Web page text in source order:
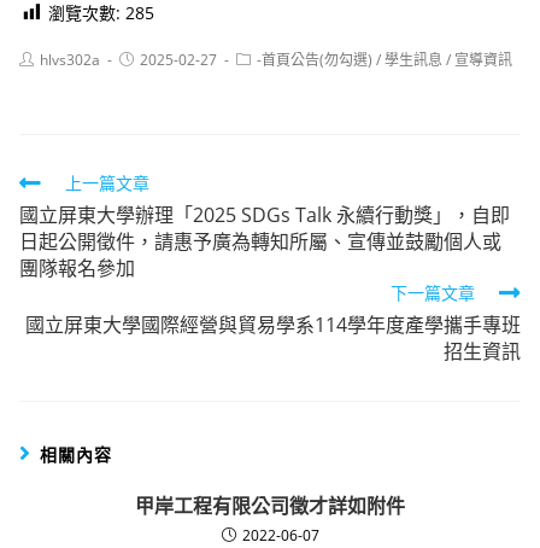
瀏覽次數: 285
Posthlvs302a
Post2025-02-27
Post-首頁公告(勿勾選) /學生訊息 / 宣導資訊
Read
more
articles
上一篇文章
國立屏東大學辦理「2025 SDGs Talk 永續行動獎」，自即
日起公開徵件，請惠予廣為轉知所屬、宣傳並鼓勵個人或
團隊報名參加
下一篇文章
國立屏東大學國際經營與貿易學系114學年度產學攜手專班
招生資訊
相關內容
甲岸工程有限公司徵才詳如附件
2022-06-07